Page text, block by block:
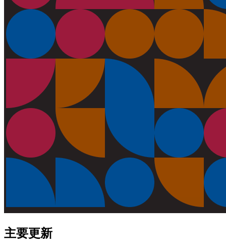
主要更新